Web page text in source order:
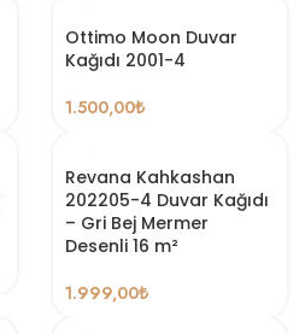
Ottimo Moon Duvar
Kağıdı 2001-4
1.500,00₺
Revana Kahkashan
202205-4 Duvar Kağıdı
– Gri Bej Mermer
Desenli 16 m²
1.999,00₺